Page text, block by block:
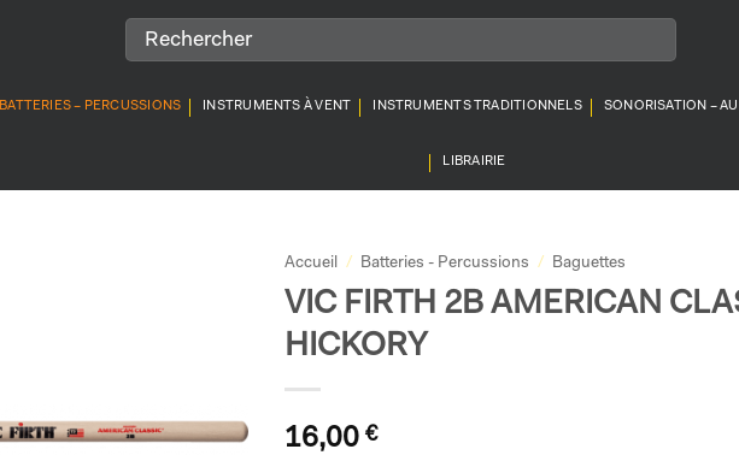
BATTERIES – PERCUSSIONS INSTRUMENTS À VENT INSTRUMENTS TRADITIONNELS SONORISATION –
LIBRAIRIE
Accueil / Batteries - Percussions / Baguettes
VIC FIRTH 2B AMERICAN
HICKORY
16,00 €